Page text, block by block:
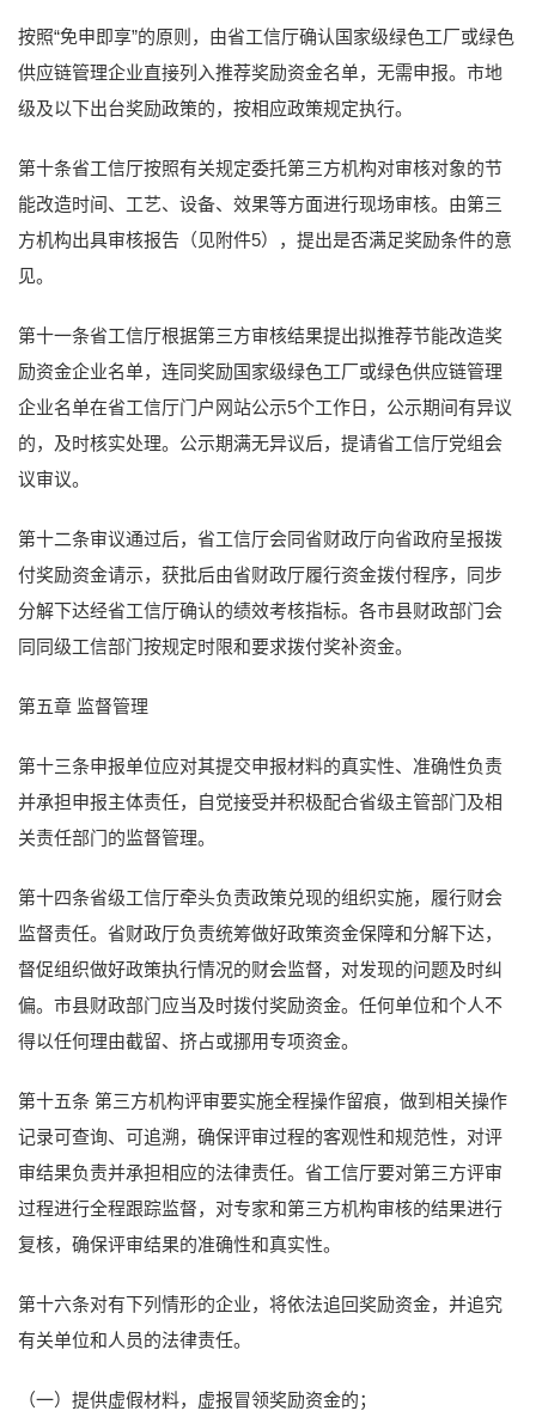
按照“免申即享”的原则，由省工信厅确认国家级绿色工厂或绿色
供应链管理企业直接列入推荐奖励资金名单，无需申报。市地
级及以下出台奖励政策的，按相应政策规定执行。
第十条省工信厅按照有关规定委托第三方机构对审核对象的节
能改造时间、工艺、设备、效果等方面进行现场审核。由第三
方机构出具审核报告（见附件5），提出是否满足奖励条件的意
见。
第十一条省工信厅根据第三方审核结果提出拟推荐节能改造奖
励资金企业名单，连同奖励国家级绿色工厂或绿色供应链管理
企业名单在省工信厅门户网站公示5个工作日，公示期间有异议
的，及时核实处理。公示期满无异议后，提请省工信厅党组会
议审议。
第十二条审议通过后，省工信厅会同省财政厅向省政府呈报拨
付奖励资金请示，获批后由省财政厅履行资金拨付程序，同步
分解下达经省工信厅确认的绩效考核指标。各市县财政部门会
同同级工信部门按规定时限和要求拨付奖补资金。
第五章 监督管理
第十三条申报单位应对其提交申报材料的真实性、准确性负责
并承担申报主体责任，自觉接受并积极配合省级主管部门及相
关责任部门的监督管理。
第十四条省级工信厅牵头负责政策兑现的组织实施，履行财会
监督责任。省财政厅负责统筹做好政策资金保障和分解下达，
督促组织做好政策执行情况的财会监督，对发现的问题及时纠
偏。市县财政部门应当及时拨付奖励资金。任何单位和个人不
得以任何理由截留、挤占或挪用专项资金。
第十五条 第三方机构评审要实施全程操作留痕，做到相关操作
记录可查询、可追溯，确保评审过程的客观性和规范性，对评
审结果负责并承担相应的法律责任。省工信厅要对第三方评审
过程进行全程跟踪监督，对专家和第三方机构审核的结果进行
复核，确保评审结果的准确性和真实性。
第十六条对有下列情形的企业，将依法追回奖励资金，并追究
有关单位和人员的法律责任。
（一）提供虚假材料，虚报冒领奖励资金的；